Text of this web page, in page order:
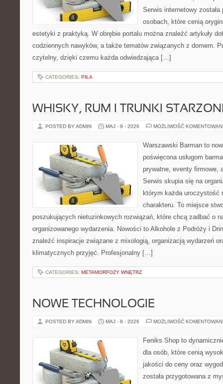
Serwis internetowy
osobach, które cenią
estetyki z praktyką. W obrębie portalu można znaleźć artykuły
codziennych nawyków, a także tematów związanych z domem.
czytelny, dzięki czemu każda odwiedzająca […]
CATEGORIES: PIŁA
WHISKY, RUM I TRUNKI
POSTED BY ADMIN MAJ - 9 - 2026 MOŻLIWOŚĆ
Warszawski Barman to
poświęcona usługom
prywatne, eventy firmowe,
Serwis skupia się na
którym każda uroczystość
charakteru. To miejsce
poszukujących nietuzinkowych rozwiązań, które chcą zadbać o
organizowanego wydarzenia. Nowości to Alkohole z Podróży i
znaleźć inspiracje związane z mixologią, organizacją wydarzeń
klimatycznych przyjęć. Profesjonalny […]
CATEGORIES: METAMORFOZY WNĘTRZ
NOWE TECHNOLOGIE
POSTED BY ADMIN MAJ - 8 - 2026 MOŻLIWOŚĆ
Feniks Shop to
dla osób, które cenią
jakości do ceny oraz
została przygotowana z